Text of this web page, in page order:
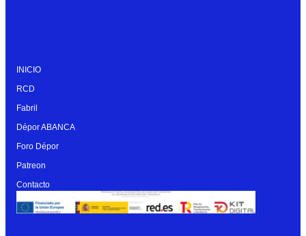
INICIO
RCD
Fabril
Dépor ABANCA
Foro Dépor
Patreon
Contacto